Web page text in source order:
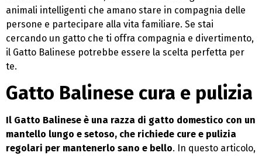
animali intelligenti che amano stare in compagnia delle
persone e partecipare alla vita familiare. Se stai
cercando un gatto che ti offra compagnia e divertimento,
il Gatto Balinese potrebbe essere la scelta perfetta per
te.
Gatto Balinese cura e pulizia
Il Gatto Balinese è una razza di gatto domestico con un
mantello lungo e setoso, che richiede cure e pulizia
regolari per mantenerlo sano e bello. In questo articolo,